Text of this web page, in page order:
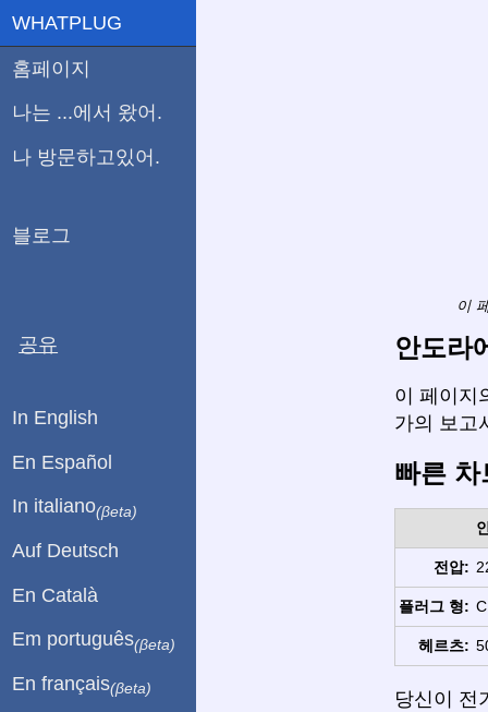
이
안도라
이 페이지
가의 보고
빠른
전압:
플러그 형:
헤르츠:
당신이 전
WHATPLUG
홈페이지
나는 ...에서 왔어.
나 방문하고있어.
블로그
공유
In English
En Español
In italiano(βeta)
Auf Deutsch
En Català
Em português(βeta)
En français(βeta)